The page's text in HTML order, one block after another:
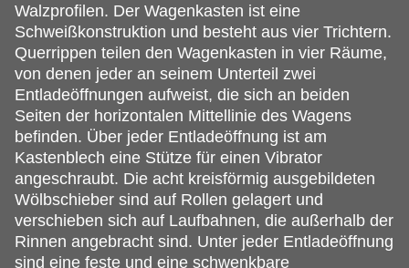
Walzprofilen. Der Wagenkasten ist eine
Schweißkonstruktion und besteht aus vier Trichtern.
Querrippen teilen den Wagenkasten in vier Räume,
von denen jeder an seinem Unterteil zwei
Entladeöffnungen aufweist, die sich an beiden
Seiten der horizontalen Mittellinie des Wagens
befinden. Über jeder Entladeöffnung ist am
Kastenblech eine Stütze für einen Vibrator
angeschraubt. Die acht kreisförmig ausgebildeten
Wölbschieber sind auf Rollen gelagert und
verschieben sich auf Laufbahnen, die außerhalb der
Rinnen angebracht sind. Unter jeder Entladeöffnung
sind eine feste und eine schwenkbare